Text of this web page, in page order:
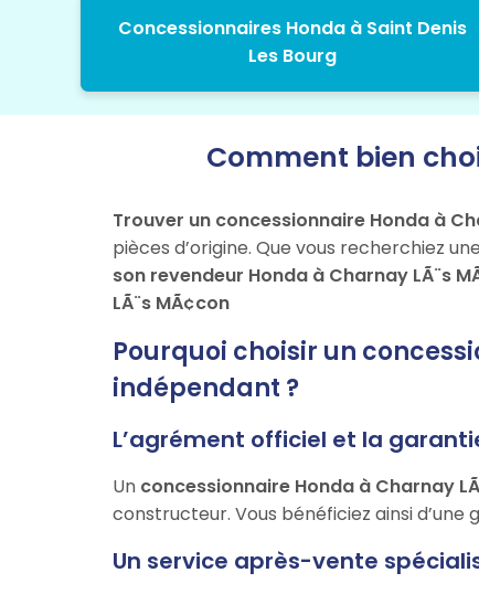
Concessionnaires Honda à Saint Denis
Les Bourg
Comment bien
Trouver un concessionnaire Honda à
pièces d’origine. Que vous recherchiez
son revendeur Honda à Charnay LÃ¨s
LÃ¨s MÃ¢con
Pourquoi choisir un
indépendant ?
L’agrément officiel et la
Un concessionnaire Honda à Charnay
constructeur. Vous bénéficiez ainsi
Un service après-vente